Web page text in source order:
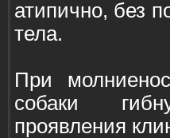
атипично, без
тела.
При
собаки
проявления